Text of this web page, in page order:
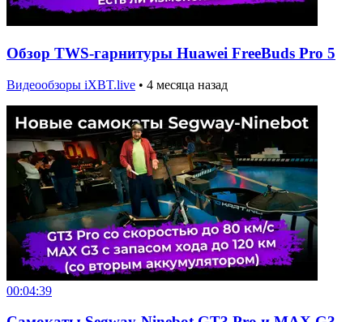
Обзор TWS-гарнитуры Huawei FreeBuds Pro 5
Видеообзоры iXBT.live • 4 месяца назад
00:04:39